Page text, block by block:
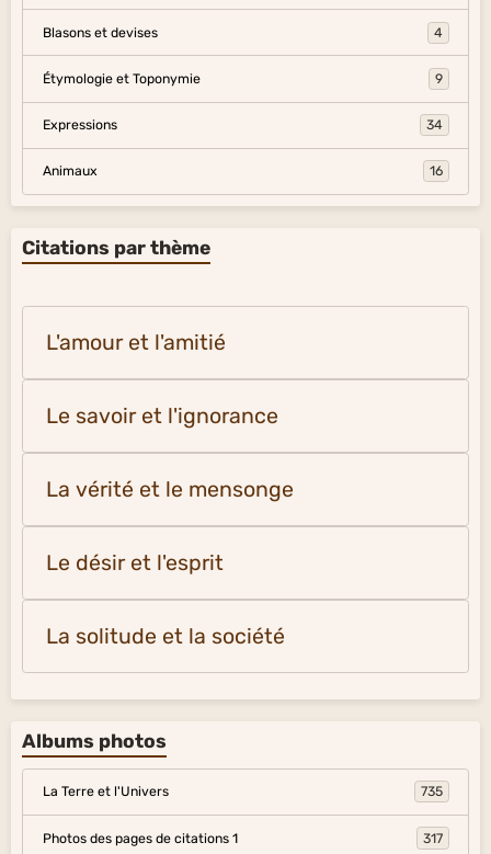
Blasons et devises 4
Étymologie et Toponymie 9
Expressions 34
Animaux 16
Citations par thème
L'amour et l'amitié
Le savoir et l'ignorance
La vérité et le mensonge
Le désir et l'esprit
La solitude et la société
Albums photos
La Terre et l'Univers 735
Photos des pages de citations 1 317